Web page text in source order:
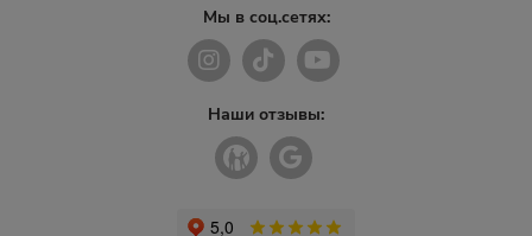
Мы в соц.сетях:
Наши отзывы: